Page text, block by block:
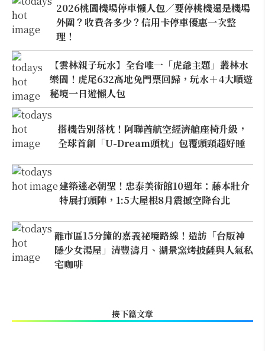
2026桃園機場停車懶人包／要停桃機還是機場
外圍？收費各多少？信用卡停車優惠一次整
理！
【雲林親子玩水】全台唯一「虎爺主題」叢林水
樂園！虎尾632高地免門票回歸，玩水＋4大順遊
秘境一日遊懶人包
搭機告別落枕！阿聯酋航空經濟艙座椅升級，
全球首創「U-Dream頭枕」包覆頭頸超好睡
建築迷必朝聖！忠泰美術館10週年：藤本壯介
特展打頭陣，1:5大屋根8月震撼空降台北
離市區15分鐘的嘉義祕境路線！造訪「台版神
隱少女湯屋」清豐濤月、湖景窯烤披薩與人氣私
宅咖啡
接下篇文章